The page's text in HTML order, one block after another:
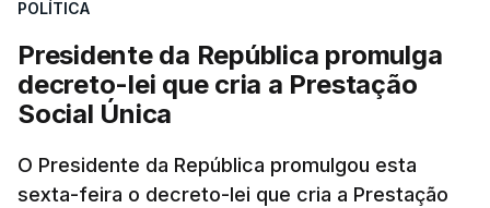
POLÍTICA
Presidente da República promulga
decreto-lei que cria a Prestação
Social Única
O Presidente da República promulgou esta
sexta-feira o decreto-lei que cria a Prestação